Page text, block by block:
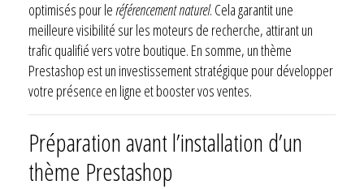
optimisés pour le référencement naturel. Cela garantit une
meilleure visibilité sur les moteurs de recherche, attirant un
trafic qualifié vers votre boutique. En somme, un thème
Prestashop est un investissement stratégique pour développer
votre présence en ligne et booster vos ventes.
Préparation avant l’installation d’un
thème Prestashop